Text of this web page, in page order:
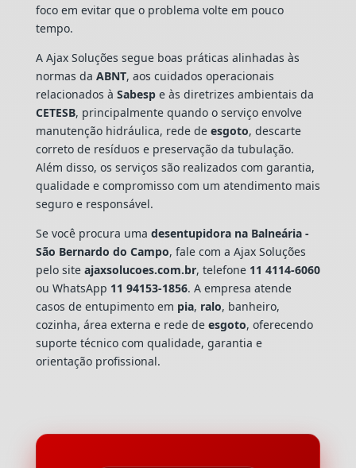
foco em evitar que o problema volte em pouco
tempo.
A Ajax Soluções segue boas práticas alinhadas às
normas da ABNT, aos cuidados operacionais
relacionados à Sabespe às diretrizes ambientais da
CETESB, principalmente quando o serviço envolve
manutenção hidráulica, rede de esgoto, descarte
correto de resíduos e preservação da tubulação.
Além disso, os serviços são realizados com garantia,
qualidade e compromisso com um atendimento mais
seguro e responsável.
Se você procura uma desentupidora na Balneária -
São Bernardo do Campo, fale com a Ajax Soluções
pelo site ajaxsolucoes.com.br, telefone 11 4114-6060
ou WhatsApp 11 94153-1856. A empresa atende
casos de entupimento em pia, ralo, banheiro,
cozinha, área externa e rede de esgoto, oferecendo
suporte técnico com qualidade, garantia e
orientação profissional.